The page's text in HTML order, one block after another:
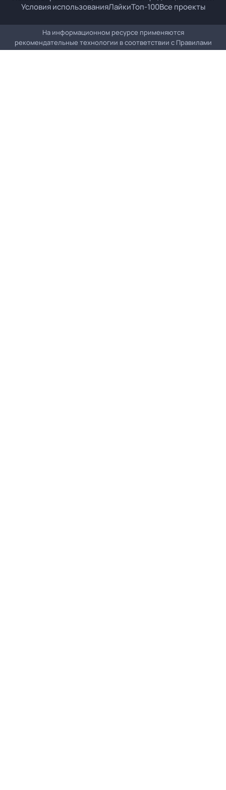
Условия использованияЛайкиТоп-100Все проекты
На информационном ресурсе применяются
рекомендательные технологии в соответствии с Правилами